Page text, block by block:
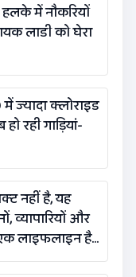
में नौकरियों
लाडी को घेरा
ज्यादा क्लोराइड
रही गाड़ियां-
नहीं है, यह
व्यापारियों और
एक लाइफलाइन है: